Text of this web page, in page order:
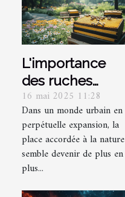
L'importance
des ruches
urbaines pour la
biodiversité et
l'éducation
16 mai 2025 11:28
Dans un monde urbain en
perpétuelle expansion, la
place accordée à la nature
semble devenir de plus en
plus...